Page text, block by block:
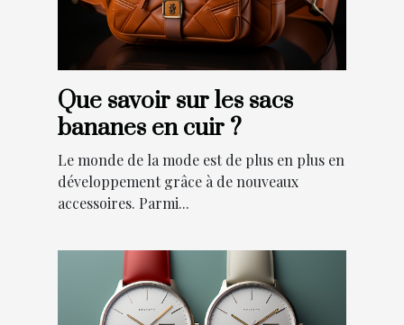
Que savoir sur les sacs
bananes en cuir ?
Le monde de la mode est de plus en plus en
développement grâce à de nouveaux
accessoires. Parmi...